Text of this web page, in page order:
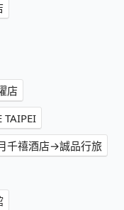
店
千禧酒店→誠品行旅